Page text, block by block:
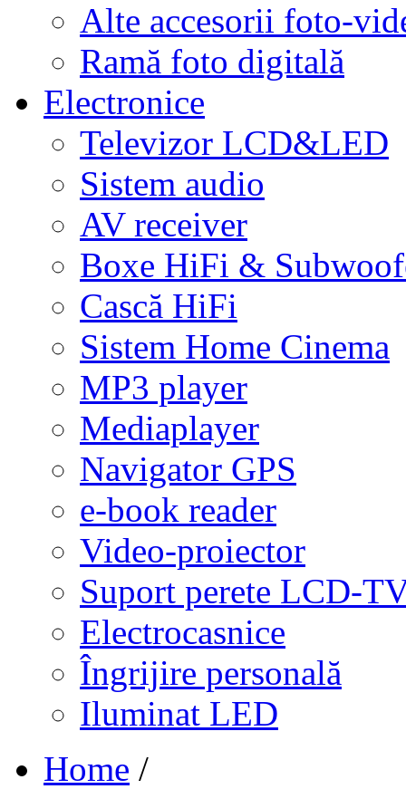
Alte accesorii foto-
Ramă foto digitală
Electronice
Televizor LCD&LED
Sistem audio
AV receiver
Boxe HiFi &
Cască HiFi
Sistem Home Cinema
MP3 player
Mediaplayer
Navigator GPS
e-book reader
Video-proiector
Suport perete LCD-
Electrocasnice
Îngrijire personală
Iluminat LED
Home /